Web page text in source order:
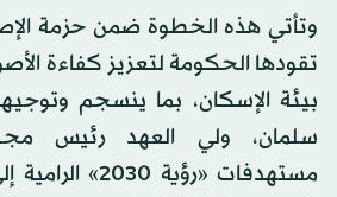
وتأتي هذه الخطوة ضمن حزمة
تقودها الحكومة لتعزيز كفاءة
بيئة الإسكان، بما ينسجم
سلمان، ولي العهد رئيس
مستهدفات «رؤية